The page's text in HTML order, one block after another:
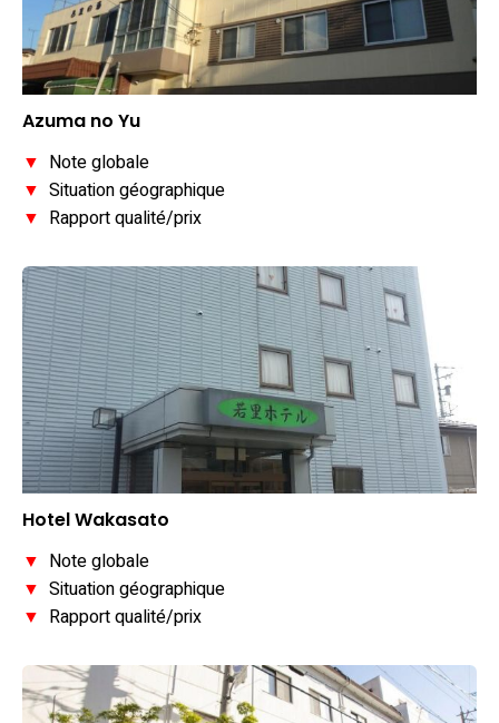
Azuma no Yu
▼ Note globale
▼ Situation géographique
▼ Rapport qualité/prix
Hotel Wakasato
▼ Note globale
▼ Situation géographique
▼ Rapport qualité/prix